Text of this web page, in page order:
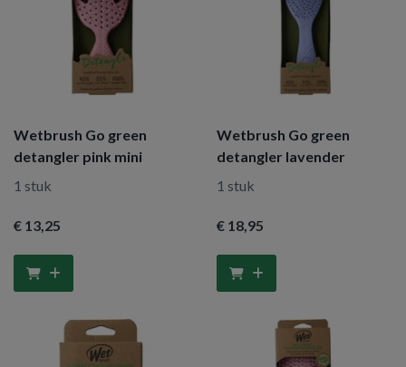
Wetbrush Go green
detangler pink mini
1 stuk
€ 13,25
Wetbrush Go green
detangler lavender
1 stuk
€ 18,95